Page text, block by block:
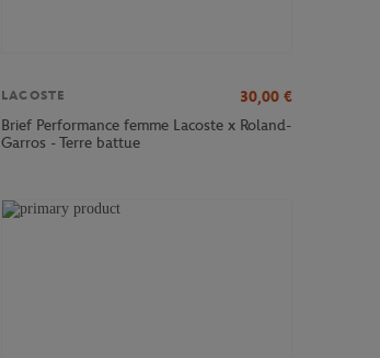
LACOSTE 30,00 €
Brief Performance femme Lacoste x Roland-
Garros - Terre battue